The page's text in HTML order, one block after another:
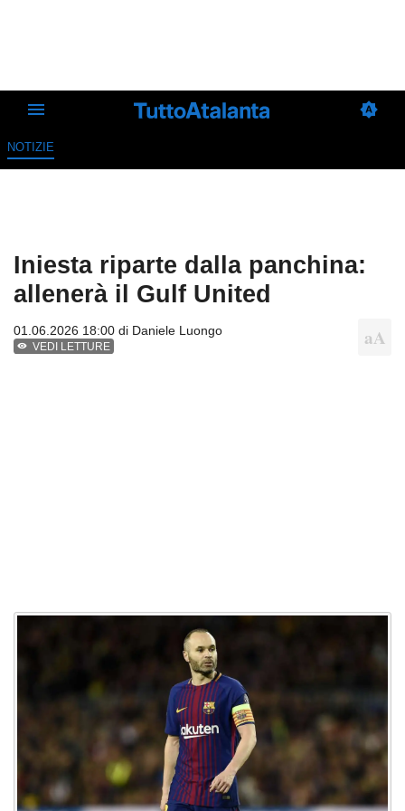
NOTIZIE
Iniesta riparte dalla panchina:
allenerà il Gulf United
01.06.2026 18:00 di Daniele Luongo
VEDI LETTURE